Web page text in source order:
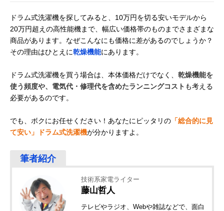
ドラム式洗濯機を探してみると、10万円を切る安いモデルから
20万円超えの高性能機まで、幅広い価格帯のものまでさまざまな
商品があります。なぜこんなにも価格に差があるのでしょうか？
その理由はひとえに乾燥機能にあります。
ドラム式洗濯機を買う場合は、本体価格だけでなく、 乾燥機能を
使う頻度や、電気代・修理代を含めたランニングコスト も考える
必要があるのです。
でも、ボクにお任せください！あなたにピッタリの 「総合的に見
て安い」ドラム式洗濯機が分かりますよ。
技術系家電ライター
藤山哲人
テレビやラジオ、Webや雑誌などで、面白